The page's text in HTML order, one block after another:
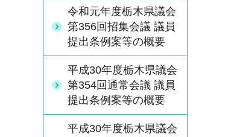
令和元年度栃木県議会
第356回招集会議 議員
提出条例案等の概要
平成30年度栃木県議会
第354回通常会議 議員
提出条例案等の概要
平成30年度栃木県議会